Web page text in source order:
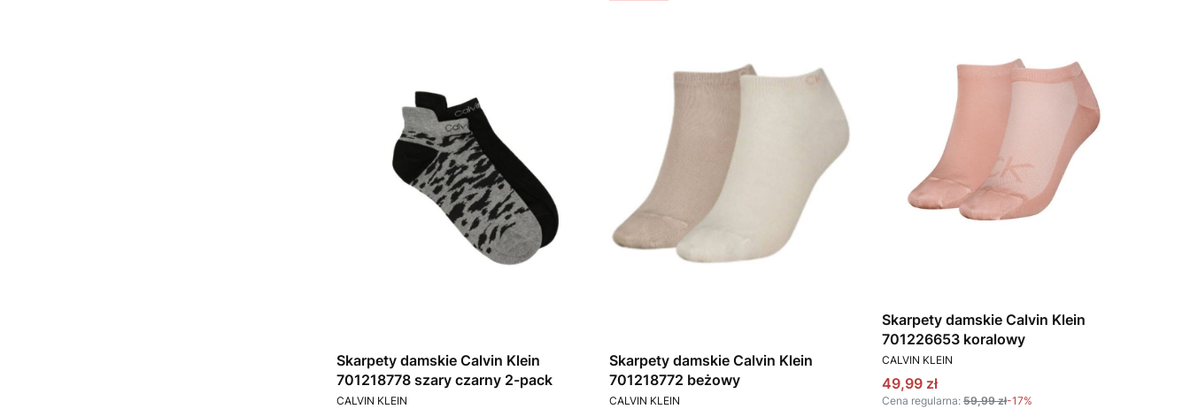
Skarpety damskie Calvin Klein
701218778 szary czarny 2-pack
PRODUCENT
CALVIN KLEIN
Skarpety damskie Calvin Klein
701218772 beżowy
PRODUCENT
CALVIN KLEIN
Skarpety damskie Calvin Klein
701226653 koralowy
PRODUCENT
CALVIN KLEIN
Cena promocyjna
49,99 zł
Cena regularna: 59,99 zł-17%